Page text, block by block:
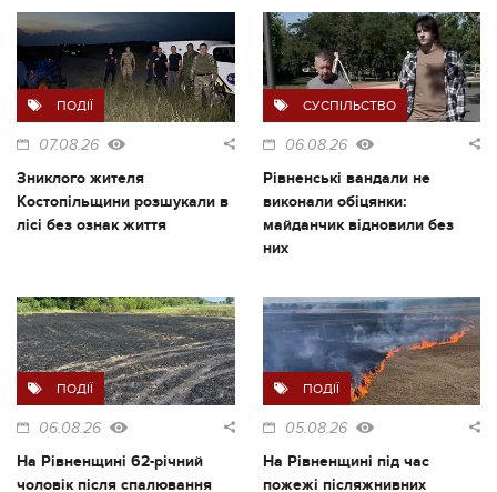
ПОДІЇ
07.08.26
Зниклого жителя
Костопільщини розшукали в
лісі без ознак життя
СУСПІЛЬСТВО
06.08.26
Рівненські вандали не
виконали обіцянки:
майданчик відновили без
них
ПОДІЇ
06.08.26
На Рівненщині 62-річний
чоловік після спалювання
ПОДІЇ
05.08.26
На Рівненщині під час
пожежі післяжнивних